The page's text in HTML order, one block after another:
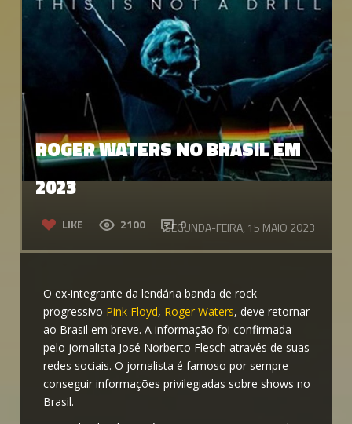
ROGER WATERS NO BRASIL EM
2023
LIKE 2100 0
SEGUNDA-FEIRA, 15 MAIO 2023
O ex-integrante da lendária banda de rock
progressivo Pink Floyd, Roger Waters, deve retornar
ao Brasil em breve. A informação foi confirmada
pelo jornalista José Norberto Flesch através de suas
redes sociais. O jornalista é famoso por sempre
conseguir informações privilegiadas sobre shows no
Brasil.